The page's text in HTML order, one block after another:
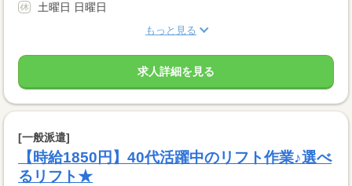
土曜日 日曜日
もっと見る
求人詳細を見る
[一般派遣]
【時給1850円】40代活躍中のリフト作業♪選べ
るリフト★